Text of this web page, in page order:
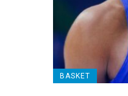
BASKET